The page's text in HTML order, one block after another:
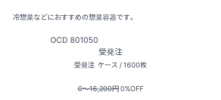
冷惣菜などにおすすめの惣菜容器です。
OCD 801050
受発注
受発注 ケース / 1600枚
0〜16,200円0%OFF